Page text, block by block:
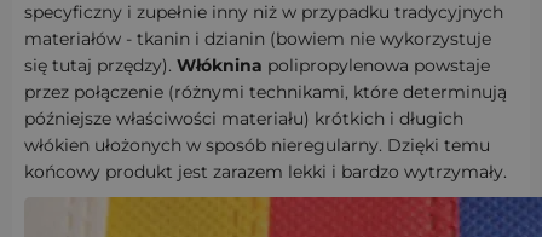
specyficzny i zupełnie inny niż w przypadku tradycyjnych
materiałów - tkanin i dzianin (bowiem nie wykorzystuje
się tutaj przędzy). Włóknina polipropylenowa powstaje
przez połączenie (różnymi technikami, które determinują
późniejsze właściwości materiału) krótkich i długich
włókien ułożonych w sposób nieregularny. Dzięki temu
końcowy produkt jest zarazem lekki i bardzo wytrzymały.